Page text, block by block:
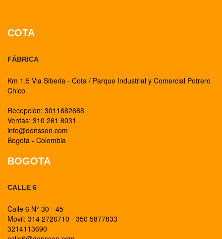
COTA
FÁBRICA
Km 1.5 Via Siberia - Cota / Parque Industrial y Comercial Potrero
Chico
Recepción: 3011682688
Ventas: 310 261 8031
info@donsson.com
Bogotá - Colombia
BOGOTA
CALLE 6
Calle 6 N° 30 - 45
Movil: 314 2726710 - 350 5877833
3214113690